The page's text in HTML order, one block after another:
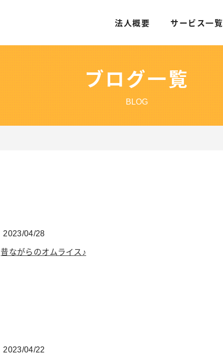
法人概要 サービス一覧
ブログ一覧
BLOG
2023/04/28
昔ながらのオムライス♪
2023/04/22